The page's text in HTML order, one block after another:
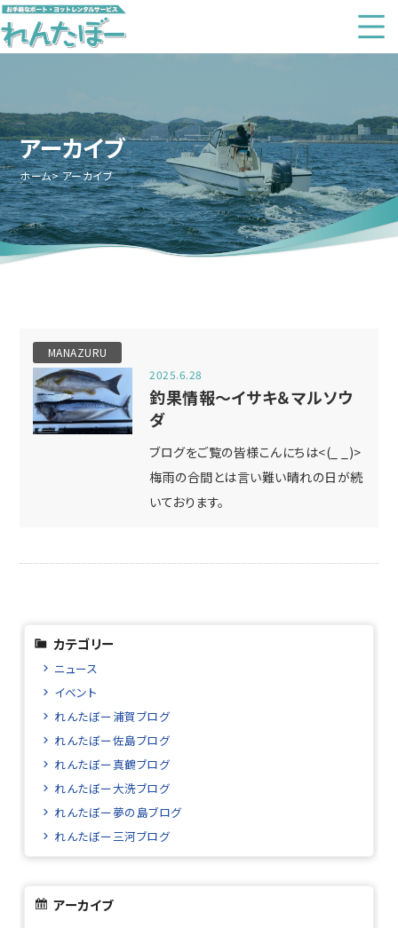
アーカイブ
ホーム アーカイブ
MANAZURU
2025.6.28
釣果情報～イサキ＆マルソウ
ダ
ブログをご覧の皆様こんにちは<(_ _)>
梅雨の合間とは言い難い晴れの日が続
いております。
カテゴリー
ニュース
イベント
れんたぼー浦賀ブログ
れんたぼー佐島ブログ
れんたぼー真鶴ブログ
れんたぼー大洗ブログ
れんたぼー夢の島ブログ
れんたぼー三河ブログ
アーカイブ